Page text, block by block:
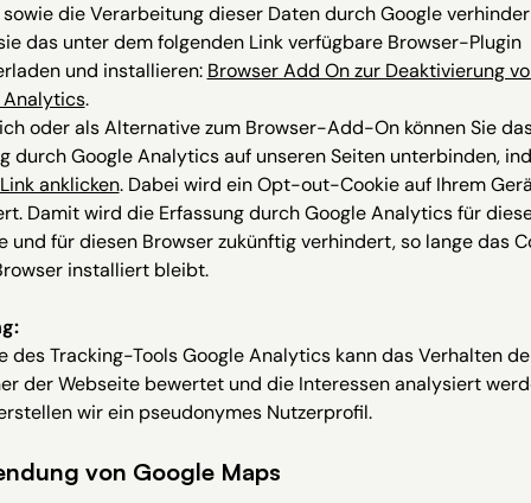
die Verarbeitung dieser Daten durch Google
das unter dem folgenden Link verfügbare Browser-Plugin
und installieren: Browser Add On zur Deaktivierung
Analytics.
oder als Alternative zum Browser-Add-On können Sie
durch Google Analytics auf unseren Seiten unterbinden,
anklicken. Dabei wird ein Opt-out-Cookie auf Ihrem
Damit wird die Erfassung durch Google Analytics für
und für diesen Browser zukünftig verhindert, so lange das
installiert bleibt.
des Tracking-Tools Google Analytics kann das Verhalten
der Webseite bewertet und die Interessen analysiert
wir ein pseudonymes Nutzerprofil.
von Google Maps